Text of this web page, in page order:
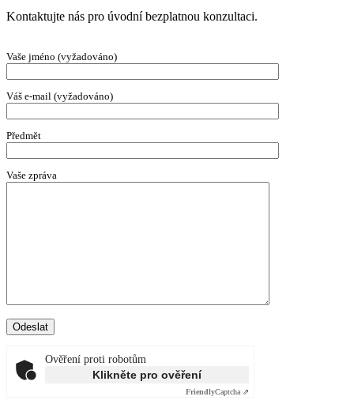
Kontaktujte nás pro úvodní bezplatnou konzultaci.
Vaše jméno (vyžadováno)
Váš e-mail (vyžadováno)
Předmět
Vaše zpráva
Ověření proti robotům
Klikněte pro ověření
FriendlyCaptcha ⇗